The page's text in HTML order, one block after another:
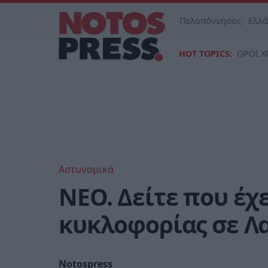
Πελοπόννησος
HOT TOPICS: ΟΡΟΙ
Αστυνομικά
ΝΕΟ. Δείτε που
κυκλοφορίας σε
Notospress